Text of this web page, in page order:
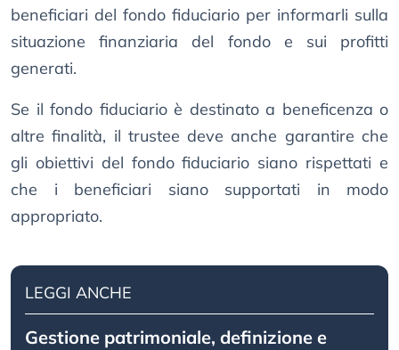
beneficiari del fondo fiduciario per informarli sulla
situazione finanziaria del fondo e sui profitti
generati.
Se il fondo fiduciario è destinato a beneficenza o
altre finalità, il trustee deve anche garantire che
gli obiettivi del fondo fiduciario siano rispettati e
che i beneficiari siano supportati in modo
appropriato.
LEGGI ANCHE
Gestione patrimoniale, definizione e